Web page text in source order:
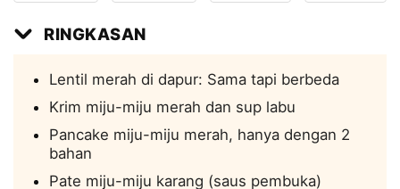
RINGKASAN
Lentil merah di dapur: Sama tapi berbeda
Krim miju-miju merah dan sup labu
Pancake miju-miju merah, hanya dengan 2
bahan
Pate miju-miju karang (saus pembuka)